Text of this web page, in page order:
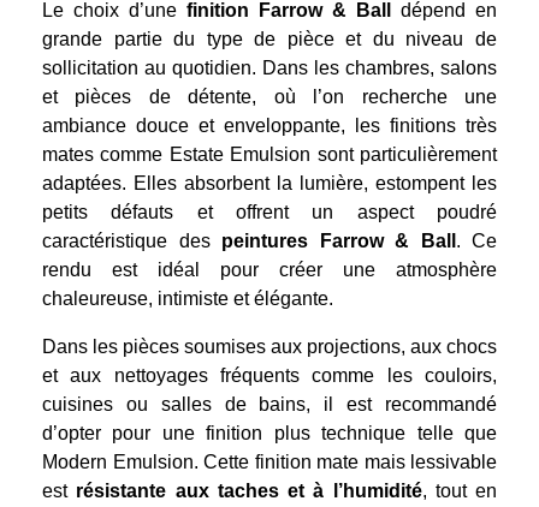
Le choix d’une finition Farrow & Ball
dépend en
grande partie du type de pièce et du niveau de
sollicitation au quotidien. Dans les chambres, salons
et pièces de détente, où l’on recherche une
ambiance douce et enveloppante, les finitions très
mates comme Estate Emulsion sont particulièrement
adaptées. Elles absorbent la lumière, estompent les
petits défauts et offrent un aspect poudré
caractéristique des peintures Farrow & Ball . Ce
rendu est idéal pour créer une atmosphère
chaleureuse, intimiste et élégante.
Dans les pièces soumises aux projections, aux chocs
et aux nettoyages fréquents comme les couloirs,
cuisines ou salles de bains, il est recommandé
d’opter pour une finition plus technique telle que
Modern Emulsion. Cette finition mate mais lessivable
est résistante aux taches et à l’humidité, tout en